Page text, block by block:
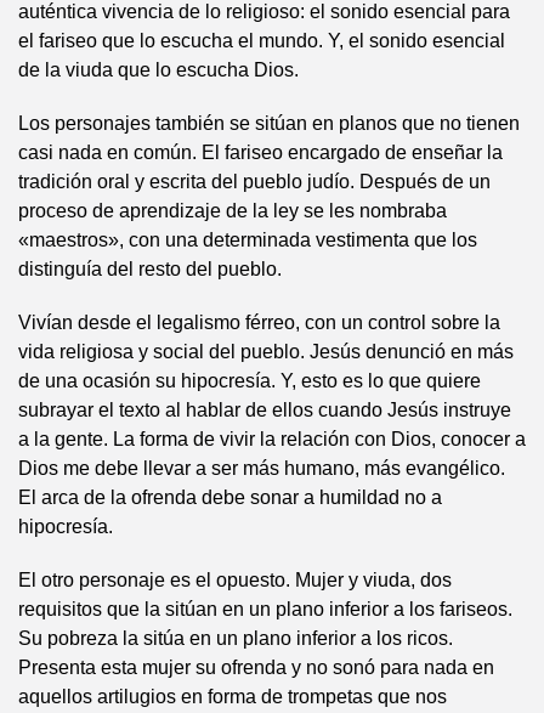
auténtica vivencia de lo religioso: el sonido esencial para
el fariseo que lo escucha el mundo. Y, el sonido esencial
de la viuda que lo escucha Dios.
Los personajes también se sitúan en planos que no tienen
casi nada en común. El fariseo encargado de enseñar la
tradición oral y escrita del pueblo judío. Después de un
proceso de aprendizaje de la ley se les nombraba
«maestros», con una determinada vestimenta que los
distinguía del resto del pueblo.
Vivían desde el legalismo férreo, con un control sobre la
vida religiosa y social del pueblo. Jesús denunció en más
de una ocasión su hipocresía. Y, esto es lo que quiere
subrayar el texto al hablar de ellos cuando Jesús instruye
a la gente. La forma de vivir la relación con Dios, conocer a
Dios me debe llevar a ser más humano, más evangélico.
El arca de la ofrenda debe sonar a humildad no a
hipocresía.
El otro personaje es el opuesto. Mujer y viuda, dos
requisitos que la sitúan en un plano inferior a los fariseos.
Su pobreza la sitúa en un plano inferior a los ricos.
Presenta esta mujer su ofrenda y no sonó para nada en
aquellos artilugios en forma de trompetas que nos